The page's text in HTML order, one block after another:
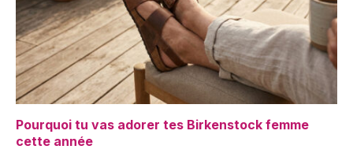
Pourquoi tu vas adorer tes Birkenstock femme
cette année